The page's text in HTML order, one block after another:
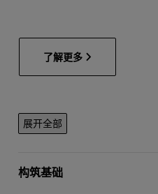
了解更多
展开全部
构筑基础